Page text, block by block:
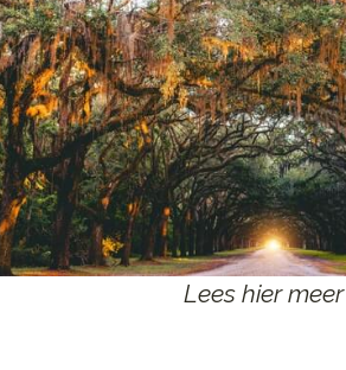
Lees hier